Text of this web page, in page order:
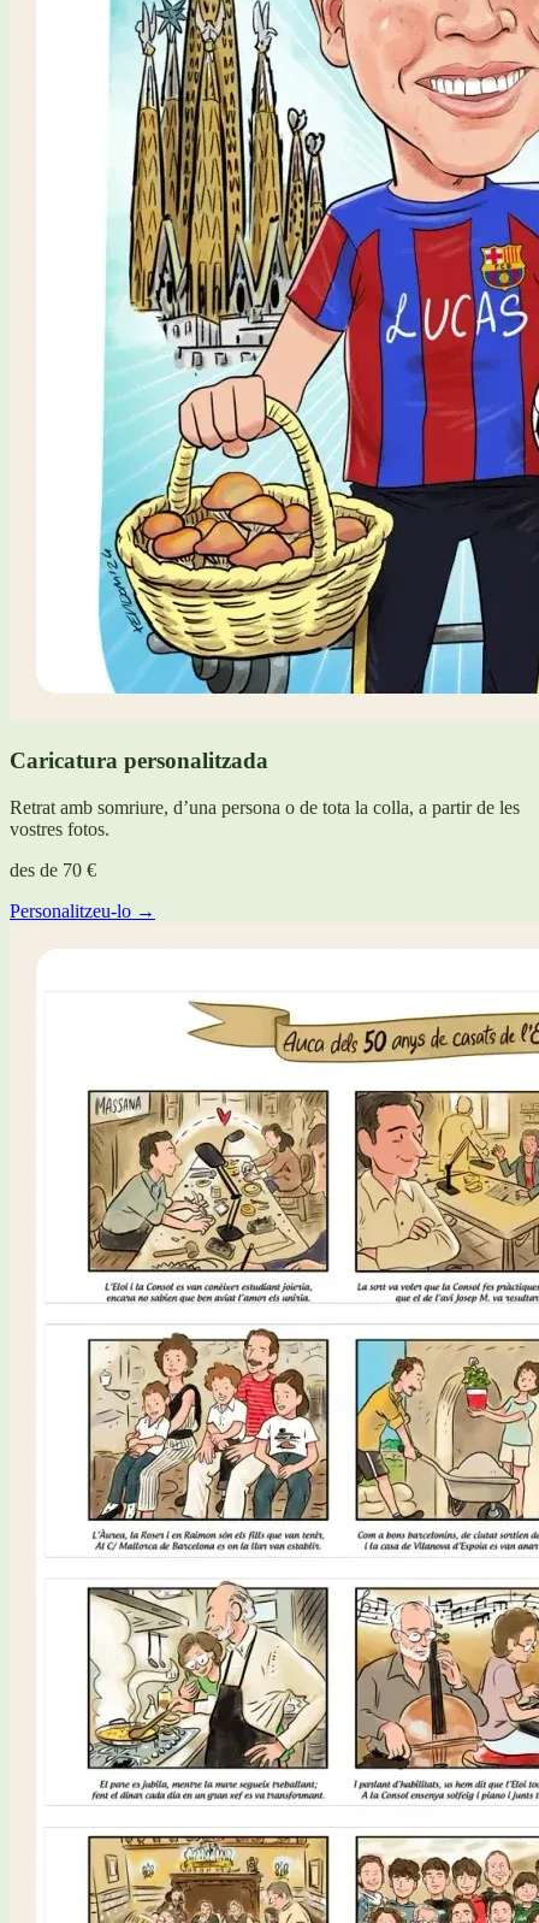
Caricatura personalitzada
Retrat amb somriure, d’una persona o de tota la colla, a partir de les
vostres fotos.
des de 70 €
Personalitzeu-lo →